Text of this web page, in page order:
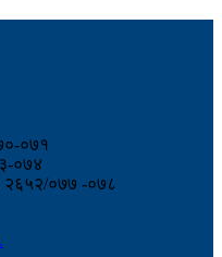
०७१
०७४
: २६५२/०७७ -०७८